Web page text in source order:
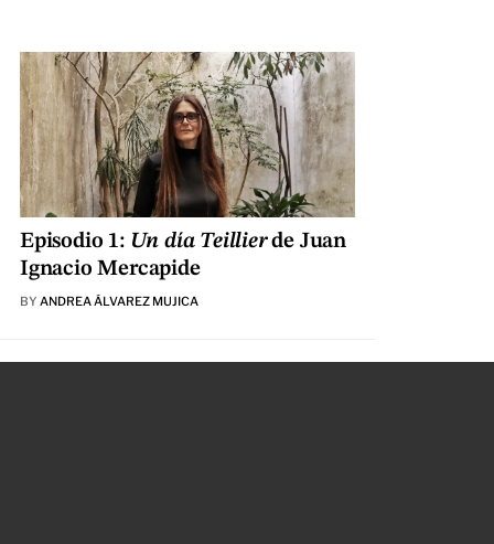
Episodio 1: Un día Teillierde Juan
Ignacio Mercapide
BY ANDREA ÁLVAREZ MUJICA